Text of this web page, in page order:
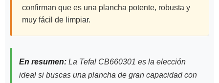
confirman que es una plancha potente, robusta y
muy fácil de limpiar.
En resumen: La Tefal CB660301 es la elección
ideal si buscas una plancha de gran capacidad con